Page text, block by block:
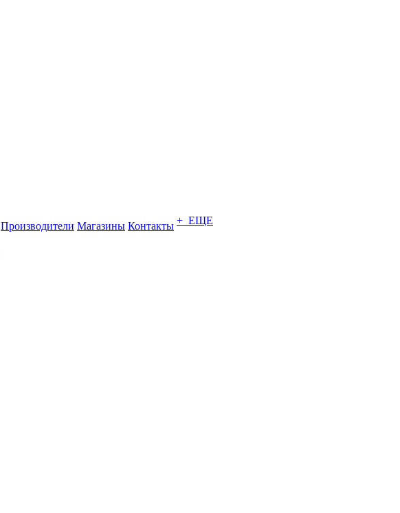
Производители Магазины Контакты + ЕЩЕ